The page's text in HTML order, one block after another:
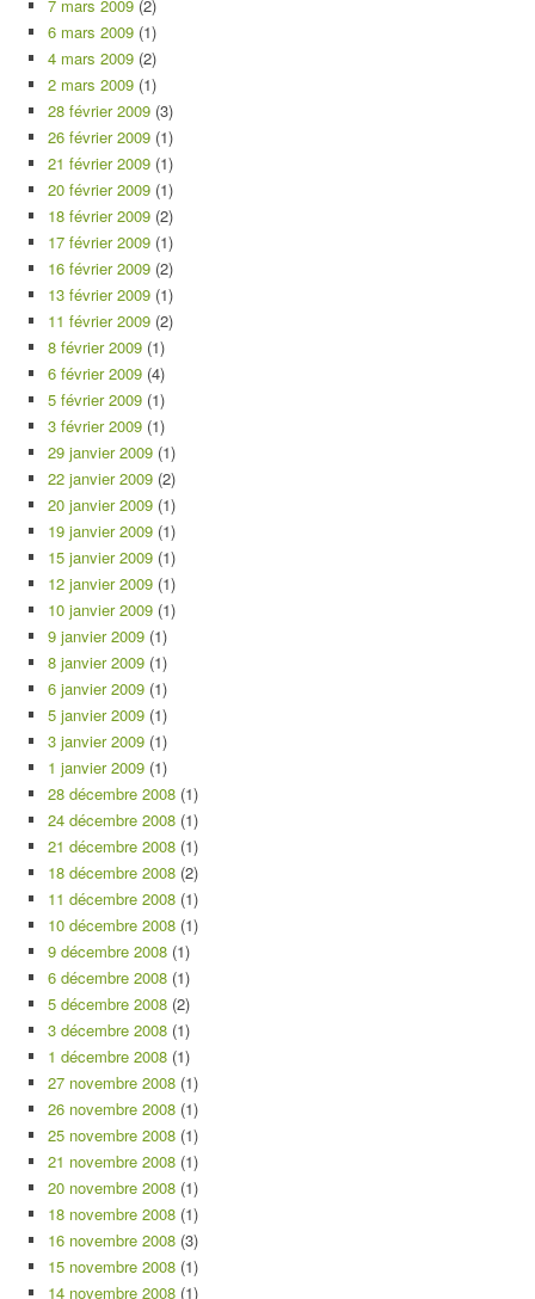
7 mars 2009 (2)
6 mars 2009 (1)
4 mars 2009 (2)
2 mars 2009 (1)
28 février 2009 (3)
26 février 2009 (1)
21 février 2009 (1)
20 février 2009 (1)
18 février 2009 (2)
17 février 2009 (1)
16 février 2009 (2)
13 février 2009 (1)
11 février 2009 (2)
8 février 2009 (1)
6 février 2009 (4)
5 février 2009 (1)
3 février 2009 (1)
29 janvier 2009 (1)
22 janvier 2009 (2)
20 janvier 2009 (1)
19 janvier 2009 (1)
15 janvier 2009 (1)
12 janvier 2009 (1)
10 janvier 2009 (1)
9 janvier 2009 (1)
8 janvier 2009 (1)
6 janvier 2009 (1)
5 janvier 2009 (1)
3 janvier 2009 (1)
1 janvier 2009 (1)
28 décembre 2008 (1)
24 décembre 2008 (1)
21 décembre 2008 (1)
18 décembre 2008 (2)
11 décembre 2008 (1)
10 décembre 2008 (1)
9 décembre 2008 (1)
6 décembre 2008 (1)
5 décembre 2008 (2)
3 décembre 2008 (1)
1 décembre 2008 (1)
27 novembre 2008 (1)
26 novembre 2008 (1)
25 novembre 2008 (1)
21 novembre 2008 (1)
20 novembre 2008 (1)
18 novembre 2008 (1)
16 novembre 2008 (3)
15 novembre 2008 (1)
14 novembre 2008 (1)